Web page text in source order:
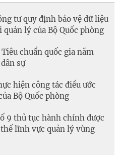
tư quy định bảo vệ dữ liệu
lý của Bộ Quốc phòng
chuẩn quốc gia năm
sự
hiện công tác điều ước
Bộ Quốc phòng
9 thủ tục hành chính được
lĩnh vực quản lý vùng